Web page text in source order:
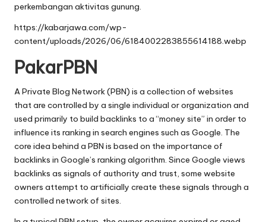
perkembangan aktivitas gunung.
https://kabarjawa.com/wp-
content/uploads/2026/06/6184002283855614188.webp
PakarPBN
A Private Blog Network (PBN) is a collection of websites
that are controlled by a single individual or organization and
used primarily to build backlinks to a “money site” in order to
influence its ranking in search engines such as Google. The
core idea behind a PBN is based on the importance of
backlinks in Google’s ranking algorithm. Since Google views
backlinks as signals of authority and trust, some website
owners attempt to artificially create these signals through a
controlled network of sites.